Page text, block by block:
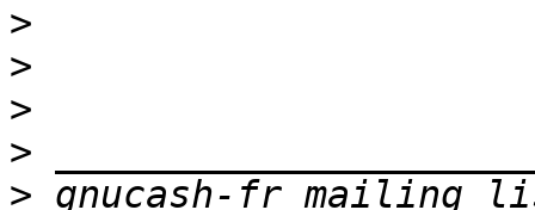
>
>
>
>
>